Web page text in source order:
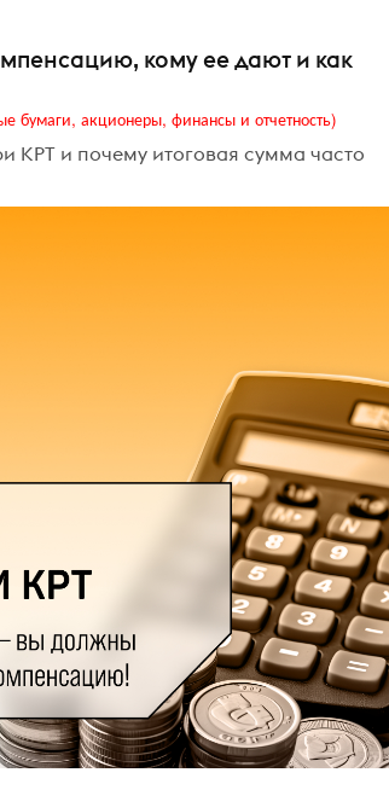
кому ее дают и как
бумаги, акционеры, финансы и отчетность)
КРТ и почему итоговая сумма часто